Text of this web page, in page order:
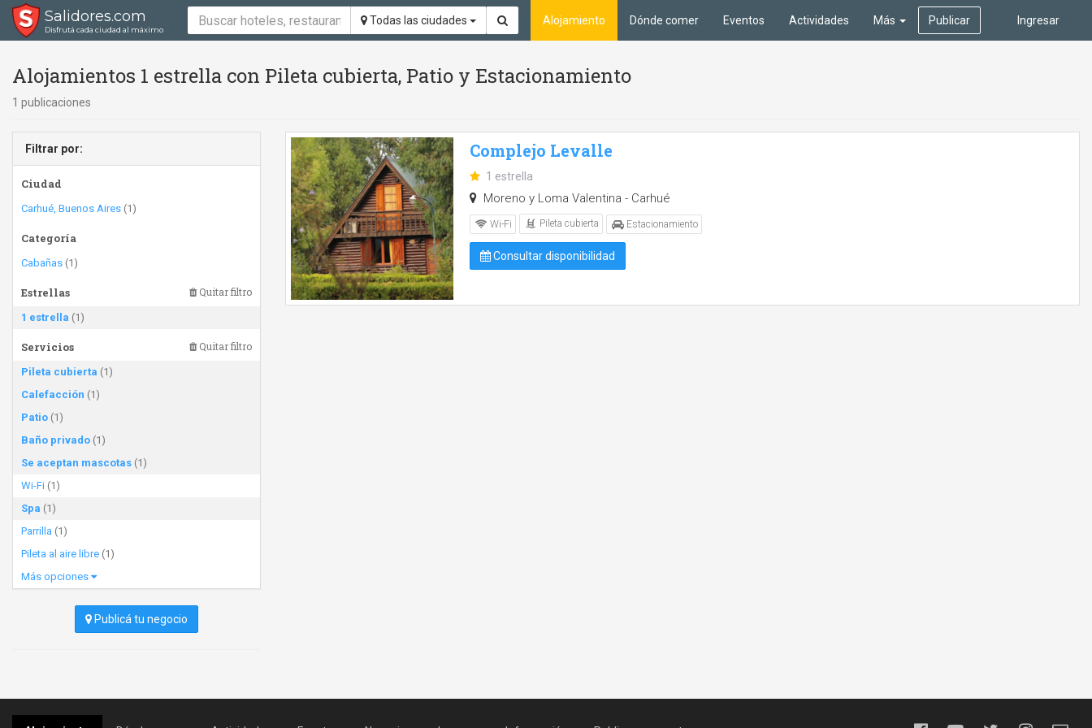
Salidores.com
Disfrutá cada ciudad al máximo
Todas las ciudades Ingresar
Alojamiento Dónde comer Eventos Actividades Más Publicar
Alojamientos 1 estrella con Pileta cubierta, Patio y Estacionamiento
1 publicaciones
Filtrar por:
Ciudad
Carhué, Buenos Aires (1)
Categoría
Cabañas (1)
Estrellas Quitar filtro
1 estrella (1)
Servicios Quitar filtro
Pileta cubierta (1)
Calefacción (1)
Patio (1)
Baño privado (1)
Se aceptan mascotas (1)
Wi-Fi (1)
Spa (1)
Parrilla (1)
Pileta al aire libre (1)
Más opciones
Publicá tu negocio
Complejo Levalle
1 estrella
Moreno y Loma Valentina - Carhué
Wi-Fi Pileta cubierta Estacionamiento
Consultar disponibilidad